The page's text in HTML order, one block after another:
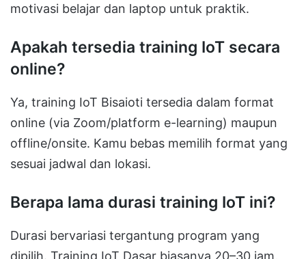
motivasi belajar dan laptop untuk praktik.
Apakah tersedia training IoT secara
online?
Ya, training IoT Bisaioti tersedia dalam format
online (via Zoom/platform e-learning) maupun
offline/onsite. Kamu bebas memilih format yang
sesuai jadwal dan lokasi.
Berapa lama durasi training IoT ini?
Durasi bervariasi tergantung program yang
dipilih. Training IoT Dasar biasanya 20–30 jam,